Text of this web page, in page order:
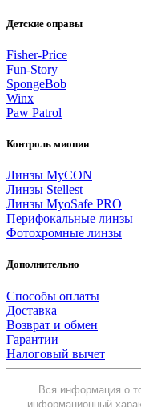
Детские оправы
Fisher-Price
Fun-Story
SpongeBob
Winx
Paw Patrol
Контроль миопии
Линзы MyCON
Линзы Stellest
Линзы MyoSafe PRO
Перифокальные линзы
Фотохромные линзы
Дополнительно
Способы оплаты
Доставка
Возврат и обмен
Гарантии
Налоговый вычет
Вся информация о
информационный